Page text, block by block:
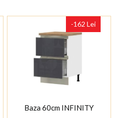
-162 Lei
Baza 60cm INFINITY